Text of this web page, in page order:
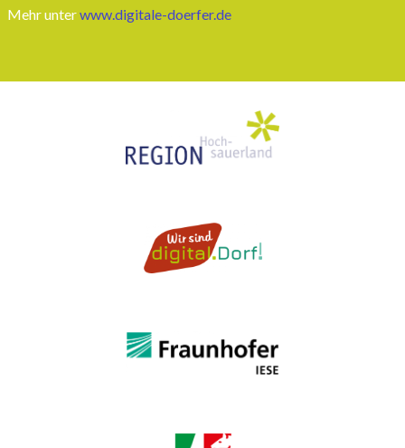
Mehr unterwww.digitale-doerfer.de